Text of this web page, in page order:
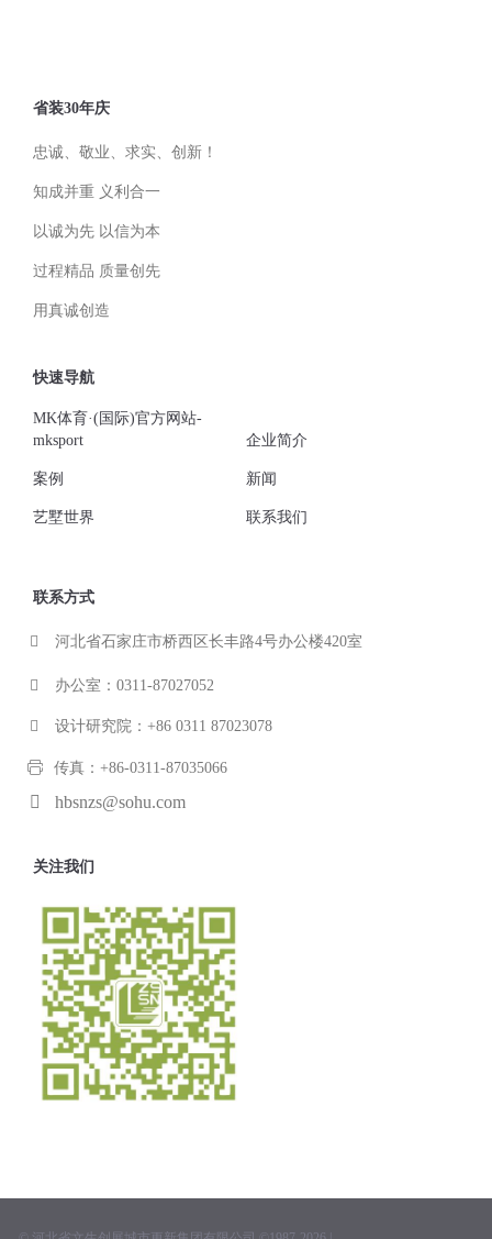
省装30年庆
忠诚、敬业、求实、创新！
知成并重 义利合一
以诚为先 以信为本
过程精品 质量创先
用真诚创造
快速导航
MK体育·(国际)官方网站-
mksport
企业简介
案例 新闻
艺墅世界 联系我们
联系方式
河北省石家庄市桥西区长丰路4号办公楼420室
办公室：0311-87027052
设计研究院：+86 0311 87023078
传真：+86-0311-87035066
hbsnzs@sohu.com
关注我们